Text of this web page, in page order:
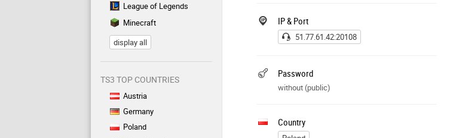
League of Legends
Minecraft
display all
TS3 TOP COUNTRIES
Austria
Germany
Poland
IP & Port
51.77.61.42:20108
Password
without (public)
Country